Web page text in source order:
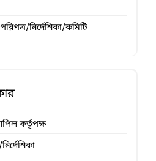
নির্দেশিকা/কমিটি
কর্তৃপক্ষ